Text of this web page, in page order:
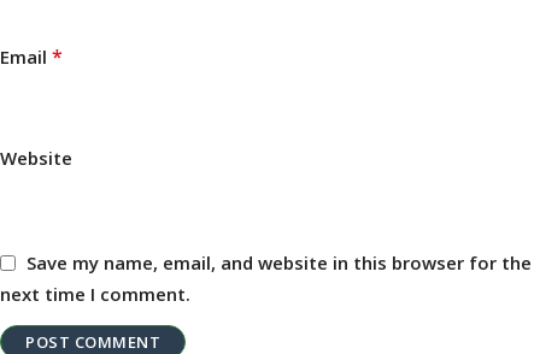
Email *
Website
Save my name, email, and website in this browser for the
next time I comment.